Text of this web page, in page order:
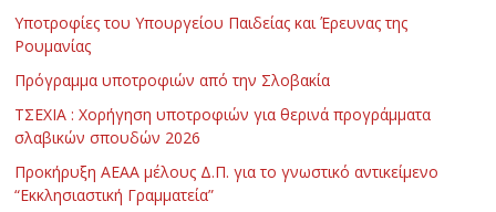
Υποτροφίες του Υπουργείου Παιδείας και Έρευνας της
Ρουμανίας
Πρόγραμμα υποτροφιών από την Σλοβακία
ΤΣΕΧΙΑ : Χορήγηση υποτροφιών για θερινά προγράμματα
σλαβικών σπουδών 2026
Προκήρυξη ΑΕΑΑ μέλους Δ.Π. για το γνωστικό αντικείμενο
“Εκκλησιαστική Γραμματεία”